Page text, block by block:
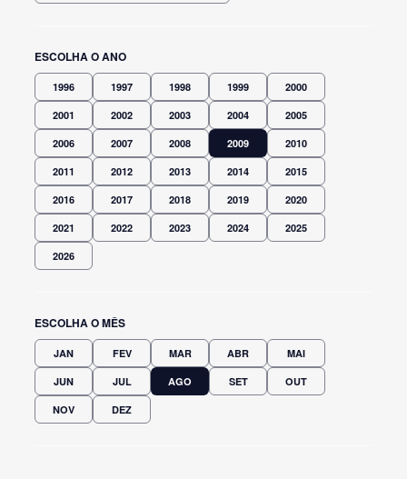
ESCOLHA O ANO
1996 1997 1998 1999 2000
2001 2002 2003 2004 2005
2006 2007 2008 2009 2010
2011 2012 2013 2014 2015
2016 2017 2018 2019 2020
2021 2022 2023 2024 2025
2026
ESCOLHA O MÊS
JAN FEV MAR ABR MAI
JUN JUL AGO SET OUT
NOV DEZ